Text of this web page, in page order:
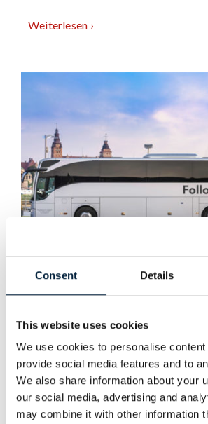
Consent Details
This website uses cookies
We use cookies to personalise
provide social media features and to
We also share information about your
our social media, advertising and
may combine it with other information
Weiterlesen ›
15 Mai 2020
Weiterlesen ›